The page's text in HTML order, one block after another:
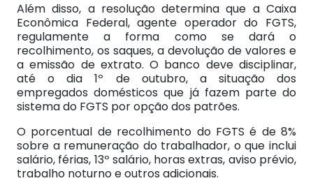
Além disso, a resolução determina que a Caixa
Econômica Federal, agente operador do FGTS,
regulamente a forma como se dará o
recolhimento, os saques, a devolução de valores e
a emissão de extrato. O banco deve disciplinar,
até o dia 1º de outubro, a situação dos
empregados domésticos que já fazem parte do
sistema do FGTS por opção dos patrões.
O porcentual de recolhimento do FGTS é de 8%
sobre a remuneração do trabalhador, o que inclui
salário, férias, 13º salário, horas extras, aviso prévio,
trabalho noturno e outros adicionais.